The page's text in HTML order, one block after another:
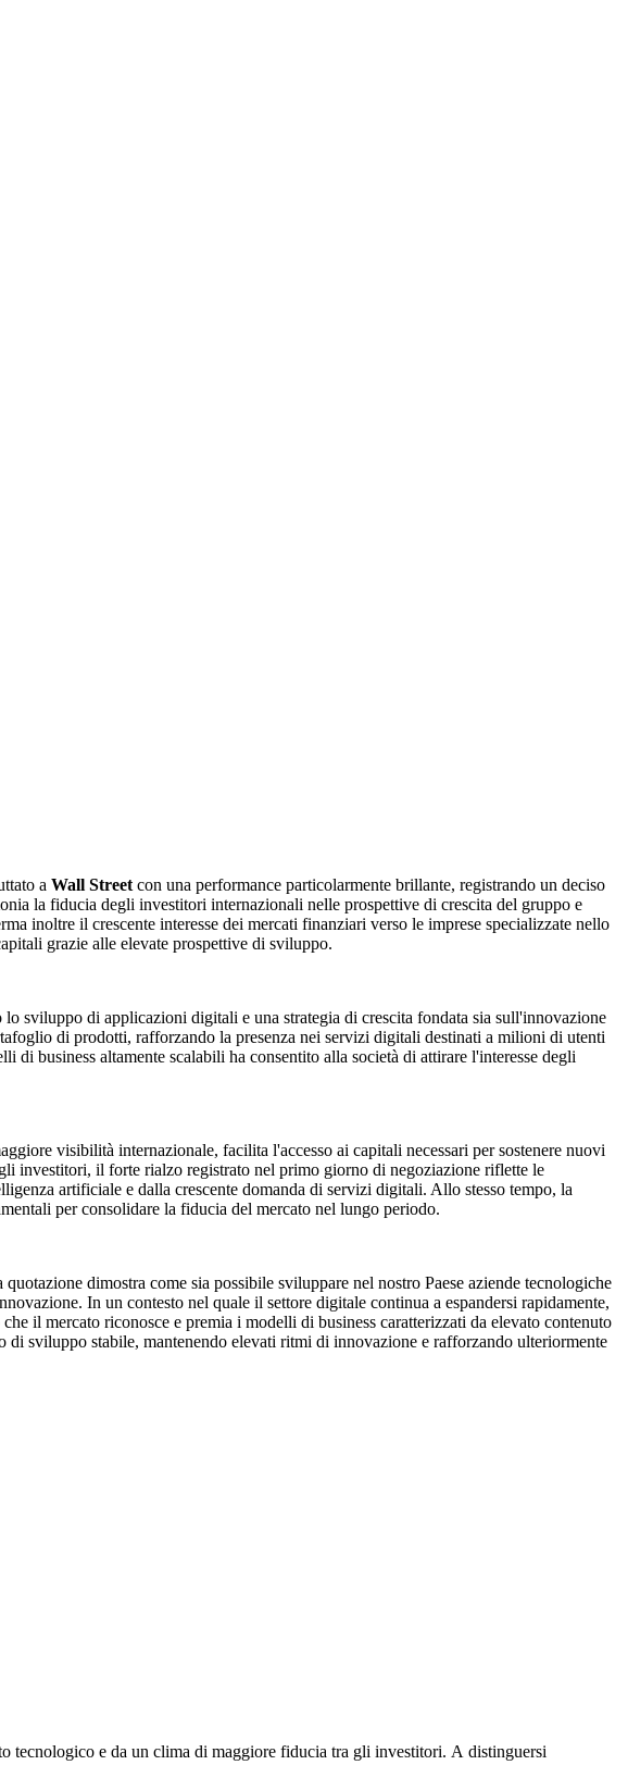
a Wall Streetcon una performance particolarmente brillante, registrando un deciso
la fiducia degli investitori internazionali nelle prospettive di crescita del gruppo e
inoltre il crescente interesse dei mercati finanziari verso le imprese specializzate nello
grazie alle elevate prospettive di sviluppo.
sviluppo di applicazioni digitali e una strategia di crescita fondata sia sull'innovazione
di prodotti, rafforzando la presenza nei servizi digitali destinati a milioni di utenti
business altamente scalabili ha consentito alla società di attirare l'interesse degli
visibilità internazionale, facilita l'accesso ai capitali necessari per sostenere nuovi
investitori, il forte rialzo registrato nel primo giorno di negoziazione riflette le
artificiale e dalla crescente domanda di servizi digitali. Allo stesso tempo, la
per consolidare la fiducia del mercato nel lungo periodo.
dimostra come sia possibile sviluppare nel nostro Paese aziende tecnologiche
In un contesto nel quale il settore digitale continua a espandersi rapidamente,
il mercato riconosce e premia i modelli di business caratterizzati da elevato contenuto
sviluppo stabile, mantenendo elevati ritmi di innovazione e rafforzando ulteriormente
tecnologico e da un clima di maggiore fiducia tra gli investitori. A distinguersi